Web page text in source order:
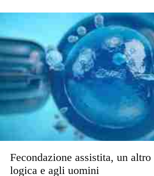
Fecondazione assistita, un
logica e agli uomini